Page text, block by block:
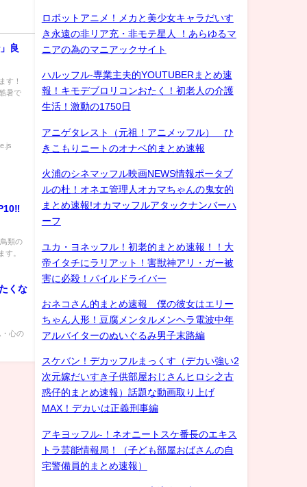
良
す！
暑で
類の
す。
くな
心の
ロボットアニメ！メカと美少女キャラだいす
き永遠の非リア充・非モテ星人 ！あらゆるマ
ニアの為のマニアックサイト
ハルッフル-専業主夫的YOUTUBERまとめ速
報！キモデブロリコンおたく！初老人の介護
生活！激動の1750日
アニゲタレスト（元祖！アニメッフル） ひ
きこもりニートのオナベ的まとめ速報
火浦のシネマッフル映画NEWS情報ポータブ
ルの杜！オネエ管理人オカマちゃんの鬼女的
まとめ速報!オカマッフルアタックナンバーハ
ーフ
ユカ・ヨネッフル！初老的まとめ速報！！大
帝イタチにラリアット！害獣神アリ・ガー被
害に必殺！パイルドライバー
おネコさん的まとめ速報 僕の彼女はエリー
ちゃん人形！豆腐メンタルメンヘラ電波中年
アルバイターのぬいぐるみ男子末路編
スケバン！デカッフルまっくす（デカい強い2
次元嫁だいすき子供部屋おじさんヒロシ之古
惑仔的まとめ速報）話題な動画取り上げ
MAX！デカいは正義刑事編
アキヨッフル-！ネオニートスケ番長のエキス
トラ芸能情報局！（子ども部屋おばさんの自
宅警備員的まとめ速報）